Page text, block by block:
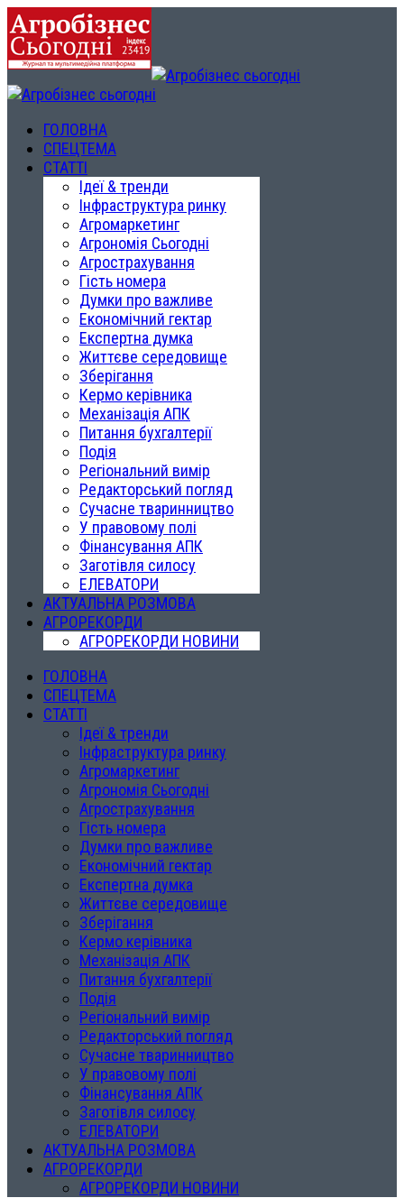
ГОЛОВНА
СПЕЦТЕМА
СТАТТІ
Ідеї & тренди
Інфраструктура ринку
Агромаркетинг
Агрономія Сьогодні
Агрострахування
Гість номера
Думки про важливе
Економічний гектар
Експертна думка
Життєве середовище
Зберігання
Кермо керівника
Механізація АПК
Питання бухгалтерії
Подія
Регіональний вимір
Редакторський погляд
Сучасне тваринництво
У правовому полі
Фінансування АПК
Заготівля силосу
ЕЛЕВАТОРИ
АКТУАЛЬНА РОЗМОВА
АГРОРЕКОРДИ
АГРОРЕКОРДИ НОВИНИ
ГОЛОВНА
СПЕЦТЕМА
СТАТТІ
Ідеї & тренди
Інфраструктура ринку
Агромаркетинг
Агрономія Сьогодні
Агрострахування
Гість номера
Думки про важливе
Економічний гектар
Експертна думка
Життєве середовище
Зберігання
Кермо керівника
Механізація АПК
Питання бухгалтерії
Подія
Регіональний вимір
Редакторський погляд
Сучасне тваринництво
У правовому полі
Фінансування АПК
Заготівля силосу
ЕЛЕВАТОРИ
АКТУАЛЬНА РОЗМОВА
АГРОРЕКОРДИ
АГРОРЕКОРДИ НОВИНИ